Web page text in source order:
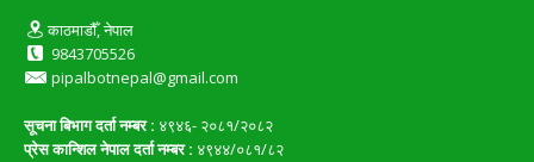
काठमाडौँ, नेपाल
9843705526
pipalbotnepal@gmail.com
सूचना बिभाग दर्ता नम्बर : ४९४६- २०८१/२०८२
प्रेस कान्शिल नेपाल दर्ता नम्बर : ४९४४/०८१/८२